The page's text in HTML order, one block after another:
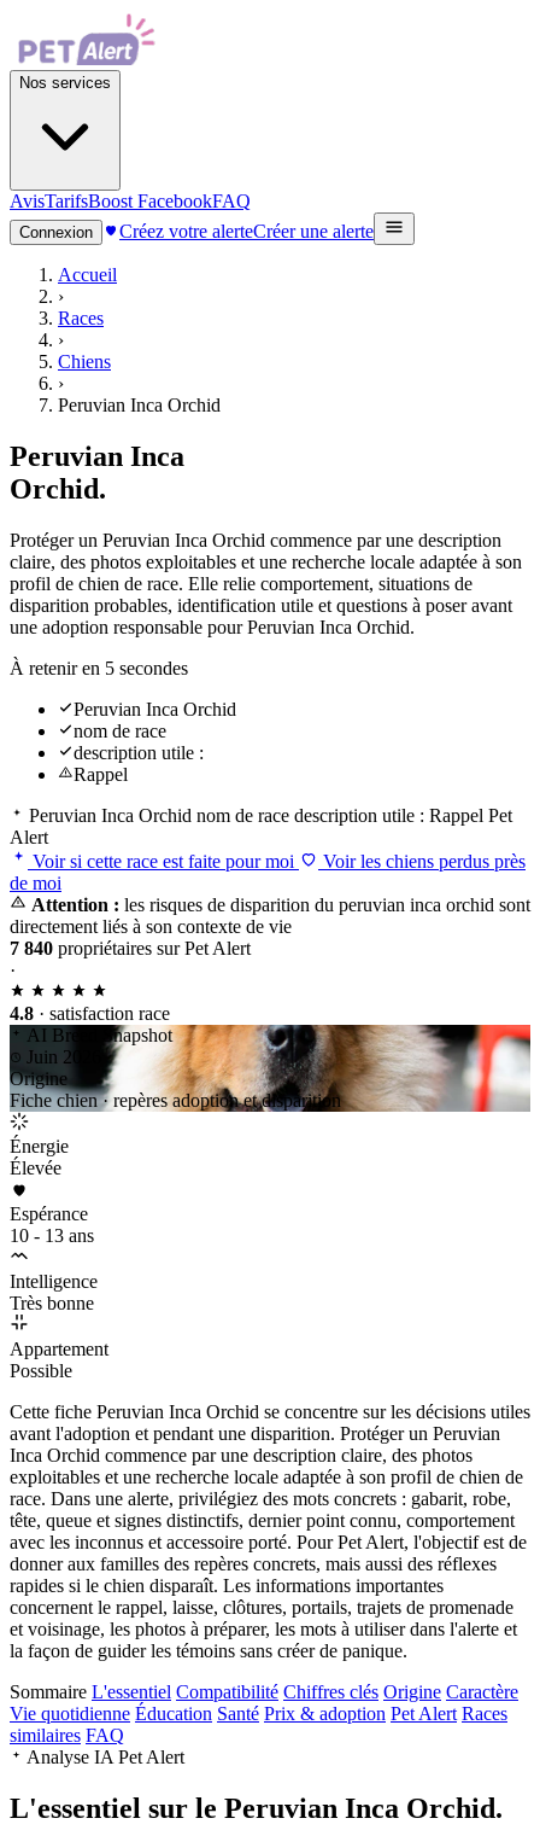
Nos services
AvisTarifsBoost FacebookFAQ
Connexion Créez votre alerteCréer une alerte
Accueil
›
Races
›
Chiens
›
Peruvian Inca Orchid
Peruvian Inca
Orchid.
Protéger un Peruvian Inca Orchid commence par une description
claire, des photos exploitables et une recherche locale adaptée à son
profil de chien de race. Elle relie comportement, situations de
disparition probables, identification utile et questions à poser avant
une adoption responsable pour Peruvian Inca Orchid.
À retenir en 5 secondes
Peruvian Inca Orchid
nom de race
description utile :
Rappel
Peruvian Inca Orchid nom de race description utile : Rappel Pet
Alert
Voir si cette race est faite pour moi
Voir les chiens perdus près
de moi
Attention : les risques de disparition du peruvian inca orchid sont
directement liés à son contexte de vie
7 840 propriétaires sur Pet Alert
·
4.8 · satisfaction race
AI Breed Snapshot
Juin 2026
Origine
Fiche chien · repères adoption et disparition
Énergie
Élevée
Espérance
10 - 13 ans
Intelligence
Très bonne
Appartement
Possible
Cette fiche Peruvian Inca Orchid se concentre sur les décisions utiles
avant l'adoption et pendant une disparition. Protéger un Peruvian
Inca Orchid commence par une description claire, des photos
exploitables et une recherche locale adaptée à son profil de chien de
race. Dans une alerte, privilégiez des mots concrets : gabarit, robe,
tête, queue et signes distinctifs, dernier point connu, comportement
avec les inconnus et accessoire porté. Pour Pet Alert, l'objectif est de
donner aux familles des repères concrets, mais aussi des réflexes
rapides si le chien disparaît. Les informations importantes
concernent le rappel, laisse, clôtures, portails, trajets de promenade
et voisinage, les photos à préparer, les mots à utiliser dans l'alerte et
la façon de guider les témoins sans créer de panique.
Sommaire L'essentiel Compatibilité Chiffres clés Origine Caractère
Vie quotidienne Éducation Santé Prix & adoption Pet Alert Races
similaires FAQ
Analyse IA Pet Alert
L'essentiel sur le Peruvian Inca Orchid.